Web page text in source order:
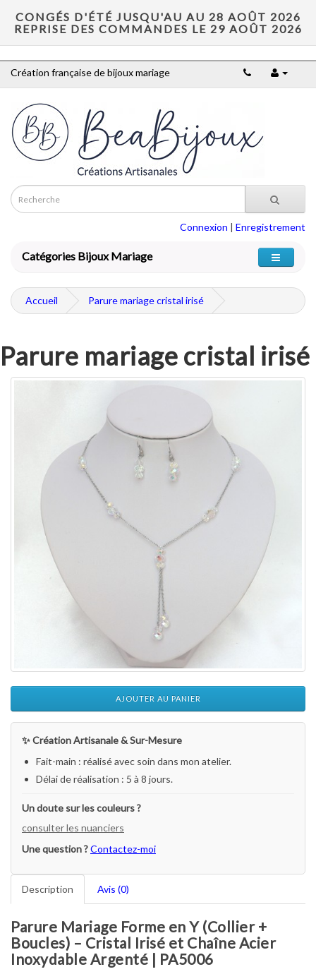
CONGÉS D'ÉTÉ JUSQU'AU AU 28 AOÛT 2026
REPRISE DES COMMANDES LE 29 AOÛT 2026
Création française de bijoux mariage
Connexion | Enregistrement
Catégories Bijoux Mariage
Accueil Parure mariage cristal irisé
Parure mariage cristal irisé
AJOUTER AU PANIER
✨ Création Artisanale & Sur-Mesure
Fait-main : réalisé avec soin dans mon atelier.
Délai de réalisation : 5 à 8 jours.
Un doute sur les couleurs ?
consulter les nuanciers
Une question ?Contactez-moi
Description Avis (0)
Parure Mariage Forme en Y (Collier +
Boucles) – Cristal Irisé et Chaîne Acier
Inoxydable Argenté | PA5006